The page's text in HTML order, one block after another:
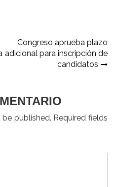
Congreso aprueba plazo
adicional para inscripción de
candidatos
published. Required fields